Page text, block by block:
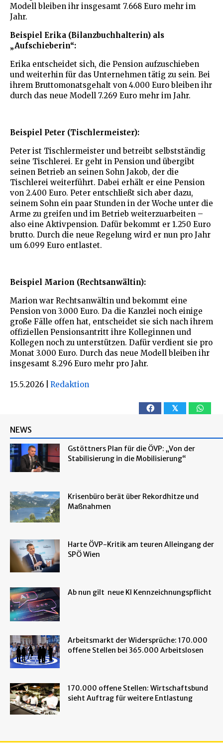
Modell bleiben ihr insgesamt 7.668 Euro mehr im
Jahr.
Beispiel Erika (Bilanzbuchhalterin) als
„Aufschieberin“:
Erika entscheidet sich, die Pension aufzuschieben
und weiterhin für das Unternehmen tätig zu sein. Bei
ihrem Bruttomonatsgehalt von 4.000 Euro bleiben ihr
durch das neue Modell 7.269 Euro mehr im Jahr.
Beispiel Peter (Tischlermeister):
Peter ist Tischlermeister und betreibt selbstständig
seine Tischlerei. Er geht in Pension und übergibt
seinen Betrieb an seinen Sohn Jakob, der die
Tischlerei weiterführt. Dabei erhält er eine Pension
von 2.400 Euro. Peter entschließt sich aber dazu,
seinem Sohn ein paar Stunden in der Woche unter die
Arme zu greifen und im Betrieb weiterzuarbeiten –
also eine Aktivpension. Dafür bekommt er 1.250 Euro
brutto. Durch die neue Regelung wird er nun pro Jahr
um 6.099 Euro entlastet.
Beispiel Marion (Rechtsanwältin):
Marion war Rechtsanwältin und bekommt eine
Pension von 3.000 Euro. Da die Kanzlei noch einige
große Fälle offen hat, entscheidet sie sich nach ihrem
offiziellen Pensionsantritt ihre Kolleginnen und
Kollegen noch zu unterstützen. Dafür verdient sie pro
Monat 3.000 Euro. Durch das neue Modell bleiben ihr
insgesamt 8.296 Euro mehr pro Jahr.
15.5.2026 Redaktion
𝕏
NEWS
Gstöttners Plan für die ÖVP: „Von der
Stabilisierung in die Mobilisierung“
Krisenbüro berät über Rekordhitze und
Maßnahmen
Harte ÖVP-Kritik am teuren Alleingang der
SPÖ Wien
Ab nun gilt neue KI Kennzeichnungspflicht
Arbeitsmarkt der Widersprüche: 170.000
offene Stellen bei 365.000 Arbeitslosen
170.000 offene Stellen: Wirtschaftsbund
sieht Auftrag für weitere Entlastung